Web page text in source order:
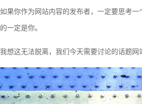
如果你作为网站内容的发布者，一定要思考一
的一定是你。
我想这无法脱离，我们今天需要讨论的话题网